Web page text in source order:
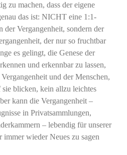
zu machen, dass der eigene
das ist: NICHT eine 1:1-
der Vergangenheit, sondern der
der nur so fruchtbar
es gelingt, die Genese der
und erkennbar zu lassen,
und der Menschen,
blicken, kein allzu leichtes
kann die Vergangenheit –
in Privatsammlungen,
– lebendig für unserer
wieder Neues zu sagen